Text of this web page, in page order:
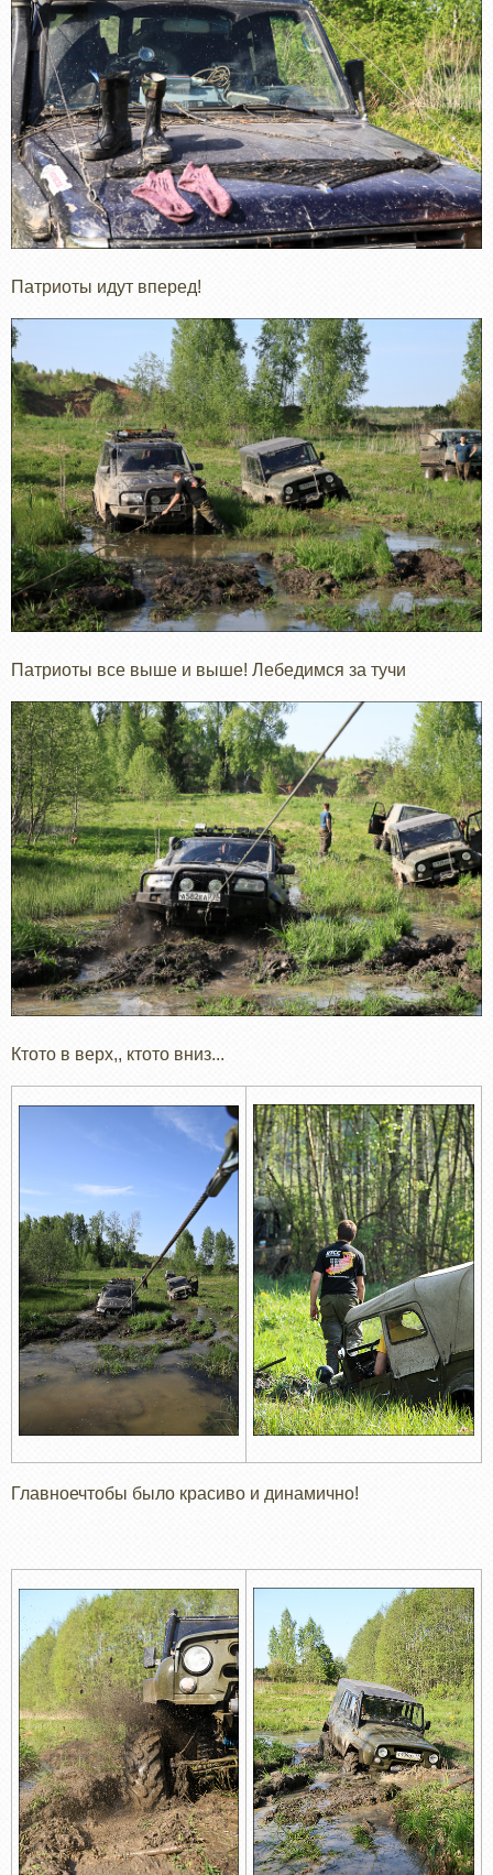
Патриоты идут вперед!
Патриоты все выше и выше! Лебедимся за тучи
Ктото в верх,, ктото вниз...
Главноечтобы было красиво и динамично!